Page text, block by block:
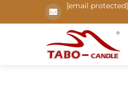
[email protected]